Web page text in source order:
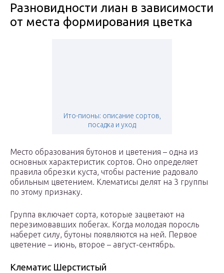
Разновидности лиан в зависимости
от места формирования цветка
Ито-пионы: описание сортов,
посадка и уход
Место образования бутонов и цветения – одна из
основных характеристик сортов. Оно определяет
правила обрезки куста, чтобы растение радовало
обильным цветением. Клематисы делят на 3 группы
по этому признаку.
Группа включает сорта, которые зацветают на
перезимовавших побегах. Когда молодая поросль
наберет силу, бутоны появляются на ней. Первое
цветение – июнь, второе – август-сентябрь.
Клематис Шерстистый